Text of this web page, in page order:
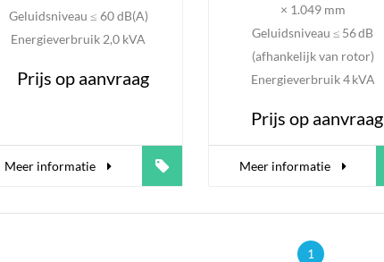
Geluidsniveau ≤ 60 dB(A)
Energieverbruik 2,0 kVA
Prijs op aanvraag
Meer informatie
× 1.049 mm
Geluidsniveau ≤ 56 dB
(afhankelijk van rotor)
Energieverbruik 4 kVA
Prijs op aanvraag
Meer informatie
1